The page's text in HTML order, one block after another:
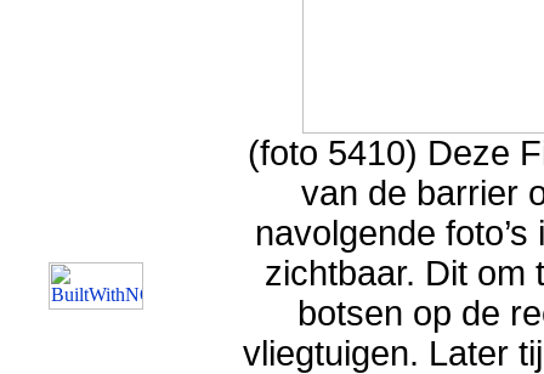
(foto 5410) Deze
van de barrier
navolgende
zichtbaar. Dit om
botsen op de
vliegtuigen. Later